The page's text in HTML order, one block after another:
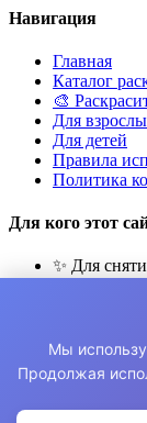
Навигация
Главная
Каталог
🎨
Для
Для детей
Правила
Политика
Для кого этот
✨ Для
🧘 Для
👨‍👩‍👧‍👦
© 2026
⚠️ Все раскраски
Мы
Продолжая